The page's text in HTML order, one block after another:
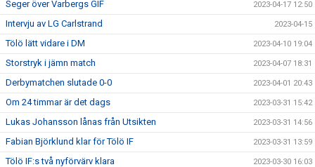
Seger över Varbergs GIF 2023-04-17 12:50
Intervju av LG Carlstrand 2023-04-15
Tölö lätt vidare i DM 2023-04-10 19:04
Storstryk i jämn match 2023-04-07 18:31
Derbymatchen slutade 0-0 2023-04-01 20:43
Om 24 timmar är det dags 2023-03-31 15:42
Lukas Johansson lånas från Utsikten 2023-03-31 14:56
Fabian Björklund klar för Tölö IF 2023-03-31 13:59
Tölö IF:s två nyförvärv klara 2023-03-30 16:03